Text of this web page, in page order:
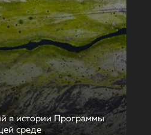
в истории Программы
среде